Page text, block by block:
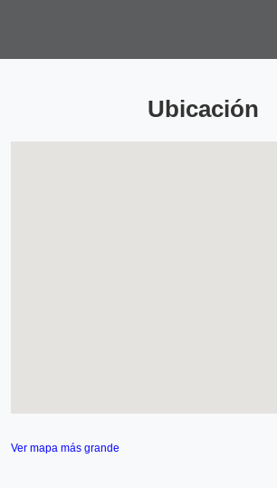
Ubicación
Ver mapa más grande